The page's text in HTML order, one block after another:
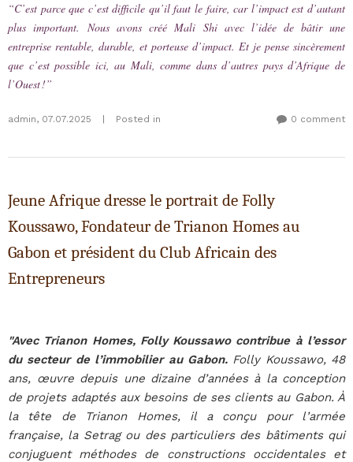
“C’est parce que c’est difficile qu’il faut le faire, car l’impact est d’autant
plus important. Nous avons créé Mali Shi avec l’idée de bâtir une
entreprise rentable, durable, et porteuse d’impact. Et je pense sincèrement
que c’est possible ici, au Mali, comme dans d’autres pays d’Afrique de
l’Ouest !”
admin, 07.07.2025 Posted in 0 comment
Jeune Afrique dresse le portrait de Folly
Koussawo, Fondateur de Trianon Homes au
Gabon et président du Club Africain des
Entrepreneurs
"Avec Trianon Homes, Folly Koussawo contribue à l’essor
du secteur de l’immobilier au Gabon. Folly Koussawo, 48
ans, œuvre depuis une dizaine d’années à la conception
de projets adaptés aux besoins de ses clients au Gabon. À
la tête de Trianon Homes, il a conçu pour l’armée
française, la Setrag ou des particuliers des bâtiments qui
conjuguent méthodes de constructions occidentales et